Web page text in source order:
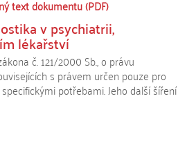
text dokumentu(PDF)
v psychiatrii,
lékařství
č. 121/2000 Sb., o právu
s právem určen pouze pro
potřebami. Jeho další šíření